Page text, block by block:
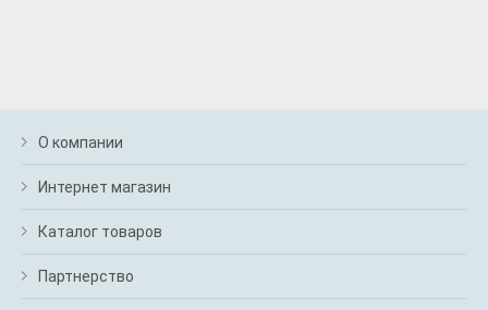
О компании
Интернет магазин
Каталог товаров
Партнерство